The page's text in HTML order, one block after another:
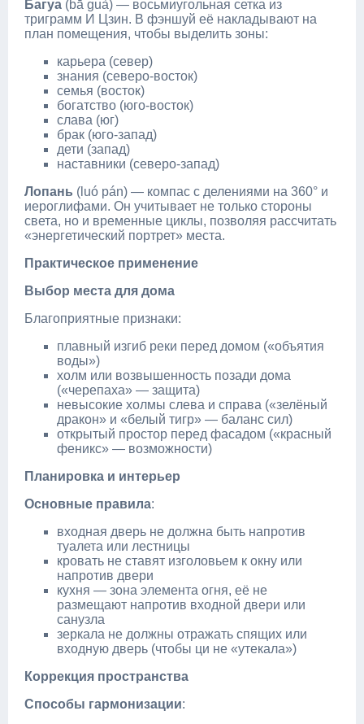
Багуа (bā guà) — восьмиугольная сетка из
триграмм И Цзин. В фэншуй её накладывают на
план помещения, чтобы выделить зоны:
карьера (север)
знания (северо‑восток)
семья (восток)
богатство (юго‑восток)
слава (юг)
брак (юго‑запад)
дети (запад)
наставники (северо‑запад)
Лопань (luó pán) — компас с делениями на 360° и
иероглифами. Он учитывает не только стороны
света, но и временные циклы, позволяя рассчитать
«энергетический портрет» места.
Практическое применение
Выбор места для дома
Благоприятные признаки:
плавный изгиб реки перед домом («объятия
воды»)
холм или возвышенность позади дома
(«черепаха» — защита)
невысокие холмы слева и справа («зелёный
дракон» и «белый тигр» — баланс сил)
открытый простор перед фасадом («красный
феникс» — возможности)
Планировка и интерьер
Основные правила:
входная дверь не должна быть напротив
туалета или лестницы
кровать не ставят изголовьем к окну или
напротив двери
кухня — зона элемента огня, её не
размещают напротив входной двери или
санузла
зеркала не должны отражать спящих или
входную дверь (чтобы ци не «утекала»)
Коррекция пространства
Способы гармонизации: